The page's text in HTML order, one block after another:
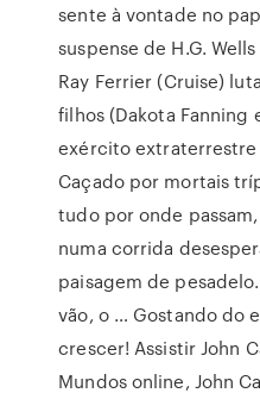
sente à vontade no
suspense de H.G.
Ray Ferrier (Cruise)
filhos (Dakota Fanning
exército extraterrestre
Caçado por mortais
tudo por onde
numa corrida
paisagem de
vão, o … Gostando do
crescer! Assistir John
Mundos online, John